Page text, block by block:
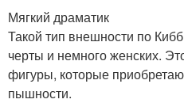
Мягкий драматик
Такой тип внешности по
черты и немного женских.
фигуры, которые
пышности.